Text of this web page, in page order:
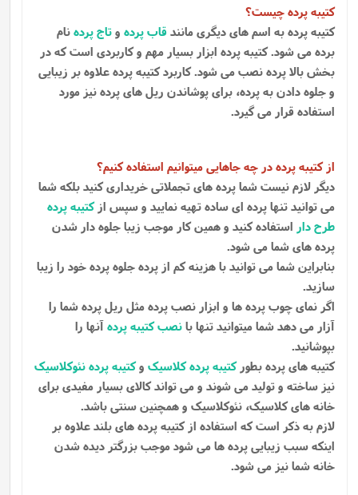
کتیبه پرده چیست؟
کتیبه پرده به اسم های دیگری مانندقاب پرده وتاج پردهنام
برده می شود. کتیبه پرده ابزار بسیار مهم و کاربردی است که در
بخش بالا پرده نصب می شود. کاربرد کتیبه پرده علاوه بر زیبایی
و جلوه دادن به پرده، برای پوشاندن ریل های پرده نیز مورد
استفاده قرار می گیرد.
از کتیبه پرده در چه جاهایی میتوانیم استفاده کنیم؟
دیگر لازم نیست شما پرده های تجملاتی خریداری کنید بلکه شما
می توانید تنها پرده ای ساده تهیه نمایید و سپس ازکتیبه پرده
طرح دار استفاده کنید و همین کار موجب زیبا جلوه دار شدن
پرده های شما می شود.
بنابراین شما می توانید با هزینه کم از پرده جلوه پرده خود را زیبا
سازید.
اگر نمای چوب پرده ها و ابزار نصب پرده مثل ریل پرده شما را
آزار می دهد شما میتوانید تنها بانصب کتیبه پردهآنها را
بپوشانید.
کتیبه های پرده بطورکتیبه پرده کلاسیک وکتیبه پرده نئوکلاسیک
نیز ساخته و تولید می شوند و می تواند کالای بسیار مفیدی برای
خانه های کلاسیک، نئوکلاسیک و همچنین سنتی باشد.
لازم به ذکر است که استفاده از کتیبه پرده های بلند علاوه بر
اینکه سبب زیبایی پرده ها می شود موجب بزرگتر دیده شدن
خانه شما نیز می شود.